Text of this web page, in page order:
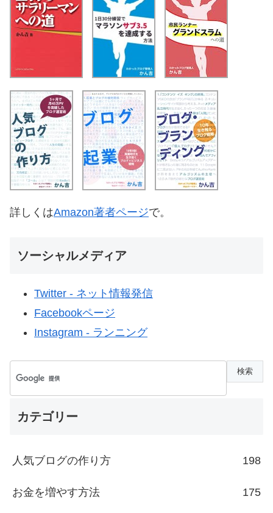
詳しくはAmazon著者ページで。
ソーシャルメディア
Twitter - ネット情報発信
Facebookページ
Instagram - ランニング
カテゴリー
人気ブログの作り方 198
お金を増やす方法 175